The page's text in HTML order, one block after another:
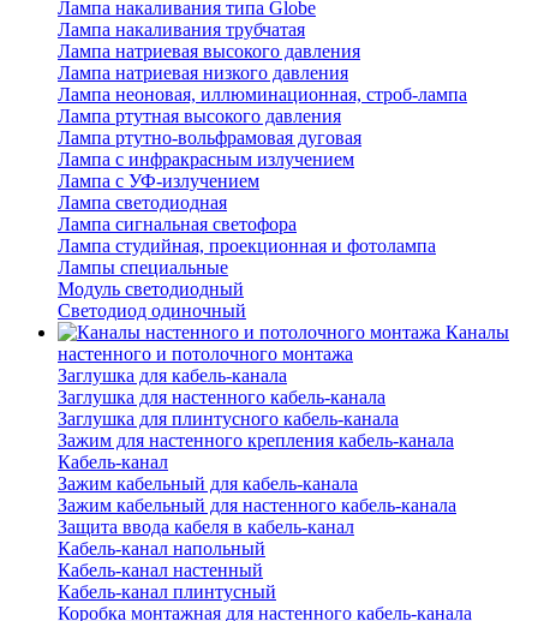
Лампа накаливания типа Globe
Лампа накаливания трубчатая
Лампа натриевая высокого давления
Лампа натриевая низкого давления
Лампа неоновая, иллюминационная, строб-лампа
Лампа ртутная высокого давления
Лампа ртутно-вольфрамовая дуговая
Лампа с инфракрасным излучением
Лампа с УФ-излучением
Лампа светодиодная
Лампа сигнальная светофора
Лампа студийная, проекционная и фотолампа
Лампы специальные
Модуль светодиодный
Светодиод одиночный
Каналы
настенного и потолочного монтажа
Заглушка для кабель-канала
Заглушка для настенного кабель-канала
Заглушка для плинтусного кабель-канала
Зажим для настенного крепления кабель-канала
Кабель-канал
Зажим кабельный для кабель-канала
Зажим кабельный для настенного кабель-канала
Защита ввода кабеля в кабель-канал
Кабель-канал напольный
Кабель-канал настенный
Кабель-канал плинтусный
Коробка монтажная для настенного кабель-канала